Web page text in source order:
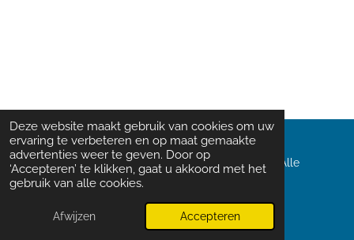
Deze website maakt gebruik van cookies om uw
ervaring te verbeteren en op maat gemaakte
advertenties weer te geven. Door op
‘Accepteren’ te klikken, gaat u akkoord met het
gebruik van alle cookies.
Afwijzen Accepteren
© 2025 Domino's Pizza T.O.P.T. vestigingen B.V. Alle
rechten voorbehouden. Website-onderhoud